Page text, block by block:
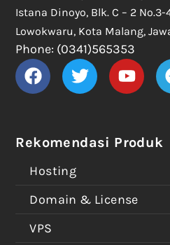
Rekomendasi Produk
Hosting
Domain & License
VPS
Istana Dinoyo, Blk. C – 2 No.3-
Lowokwaru, Kota Malang,
Phone: (0341)565353